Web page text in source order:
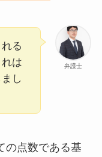
弁護士
る
は
し
の点数である基